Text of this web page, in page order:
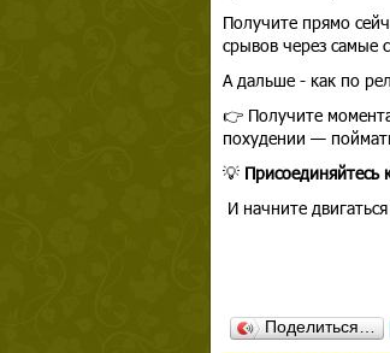
Получите прямо
срывов через самые
А дальше - как по
👉 Получите
похудении —
💡Присоединяйтесь
И начните
Поделиться…